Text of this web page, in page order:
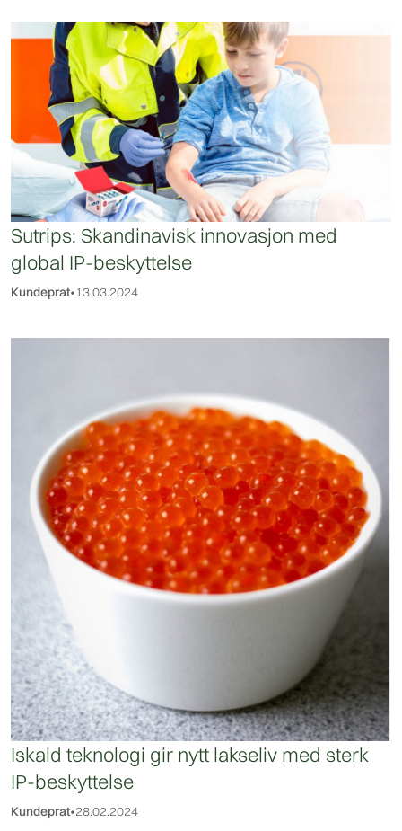
Sutrips: Skandinavisk innovasjon med
global IP-beskyttelse
Kundeprat•13.03.2024
Iskald teknologi gir nytt lakseliv med sterk
IP-beskyttelse
Kundeprat•28.02.2024